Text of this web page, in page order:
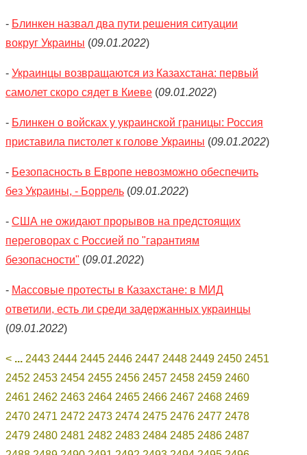
- Блинкен назвал два пути решения ситуации
вокруг Украины (09.01.2022)
- Украинцы возвращаются из Казахстана: первый
самолет скоро сядет в Киеве (09.01.2022)
- Блинкен о войсках у украинской границы: Россия
приставила пистолет к голове Украины (09.01.2022)
- Безопасность в Европе невозможно обеспечить
без Украины, - Боррель (09.01.2022)
- США не ожидают прорывов на предстоящих
переговорах с Россией по "гарантиям
безопасности" (09.01.2022)
- Массовые протесты в Казахстане: в МИД
ответили, есть ли среди задержанных украинцы
(09.01.2022)
< ... 2443 2444 2445 2446 2447 2448 2449 2450 2451
2452 2453 2454 2455 2456 2457 2458 2459 2460
2461 2462 2463 2464 2465 2466 2467 2468 2469
2470 2471 2472 2473 2474 2475 2476 2477 2478
2479 2480 2481 2482 2483 2484 2485 2486 2487